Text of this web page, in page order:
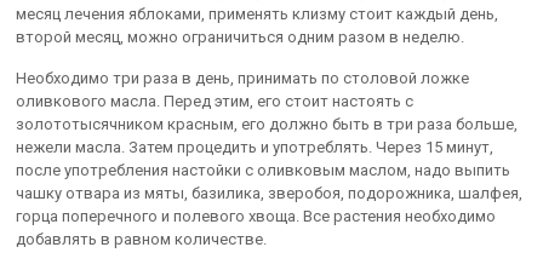
месяц лечения яблоками, применять клизму стоит каждый день,
второй месяц, можно ограничиться одним разом в неделю.
Необходимо три раза в день, принимать по столовой ложке
оливкового масла. Перед этим, его стоит настоять с
золототысячником красным, его должно быть в три раза больше,
нежели масла. Затем процедить и употреблять. Через 15 минут,
после употребления настойки с оливковым маслом, надо выпить
чашку отвара из мяты, базилика, зверобоя, подорожника, шалфея,
горца поперечного и полевого хвоща. Все растения необходимо
добавлять в равном количестве.